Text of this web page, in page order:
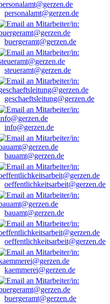
personalamt@gerzen.de
buergeramt@gerzen.de
steueramt@gerzen.de
geschaeftsleitung@gerzen.de
info@gerzen.de
bauamt@gerzen.de
oeffentlichkeitsarbeit@gerzen.de
bauamt@gerzen.de
oeffentlichkeitsarbeit@gerzen.de
kaemmerei@gerzen.de
buergeramt@gerzen.de